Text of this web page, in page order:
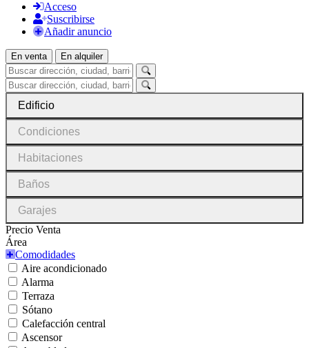
Acceso
Suscribirse
Añadir anuncio
En venta En alquiler
Edificio
Condiciones
Habitaciones
Baños
Garajes
Precio Venta
Área
Comodidades
Aire acondicionado
Alarma
Terraza
Sótano
Calefacción central
Ascensor